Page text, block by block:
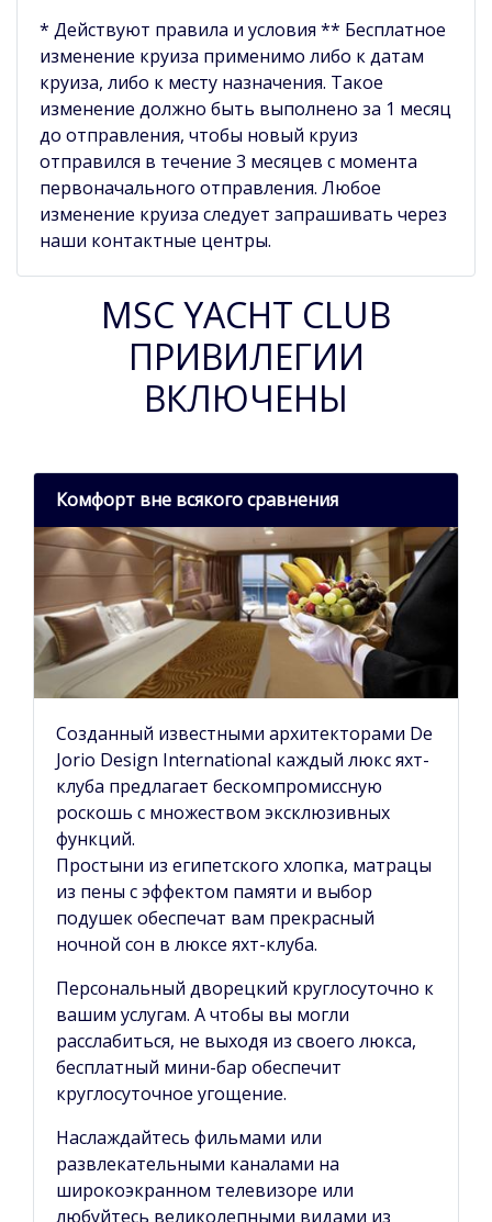
* Действуют правила и условия ** Бесплатное
изменение круиза применимо либо к датам
круиза, либо к месту назначения. Такое
изменение должно быть выполнено за 1 месяц
до отправления, чтобы новый круиз
отправился в течение 3 месяцев с момента
первоначального отправления. Любое
изменение круиза следует запрашивать через
наши контактные центры.
MSC YACHT CLUB
ПРИВИЛЕГИИ
ВКЛЮЧЕНЫ
Комфорт вне всякого сравнения
Созданный известными архитекторами De
Jorio Design International каждый люкс яхт-
клуба предлагает бескомпромиссную
роскошь с множеством эксклюзивных
функций.
Простыни из египетского хлопка, матрацы
из пены с эффектом памяти и выбор
подушек обеспечат вам прекрасный
ночной сон в люксе яхт-клуба.
Персональный дворецкий круглосуточно к
вашим услугам. А чтобы вы могли
расслабиться, не выходя из своего люкса,
бесплатный мини-бар обеспечит
круглосуточное угощение.
Наслаждайтесь фильмами или
развлекательными каналами на
широкоэкранном телевизоре или
любуйтесь великолепными видами из